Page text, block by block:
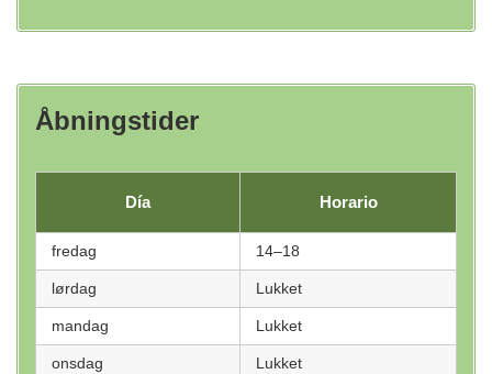
Åbningstider
Día Horario
fredag 14–18
lørdag Lukket
mandag Lukket
onsdag Lukket